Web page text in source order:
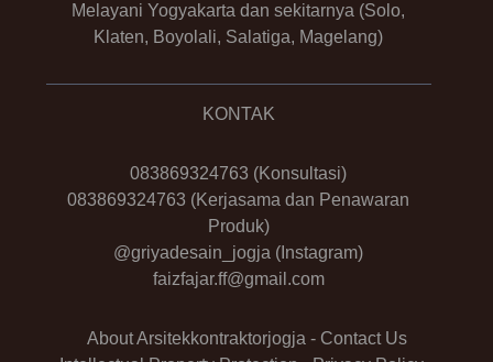
Melayani Yogyakarta dan sekitarnya (Solo,
Klaten, Boyolali, Salatiga, Magelang)
KONTAK
083869324763 (Konsultasi)
083869324763 (Kerjasama dan Penawaran
Produk)
@griyadesain_jogja (Instagram)
faizfajar.ff@gmail.com
About Arsitekkontraktorjogja - Contact Us